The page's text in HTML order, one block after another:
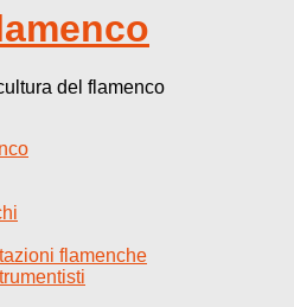
del flamenco
flamenche